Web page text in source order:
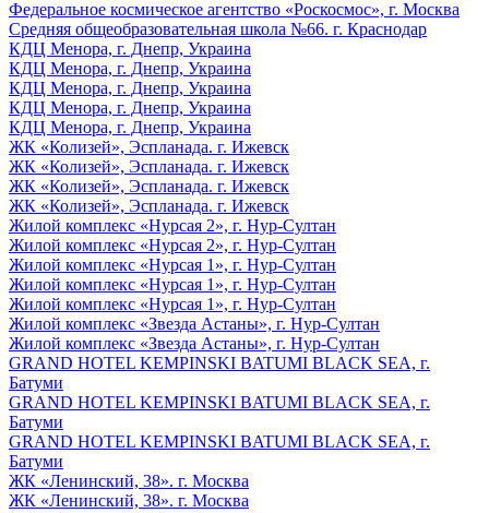
Федеральное космическое агентство «Роскосмос», г. Москва
Средняя общеобразовательная школа №66. г. Краснодар
КДЦ Менора, г. Днепр, Украина
КДЦ Менора, г. Днепр, Украина
КДЦ Менора, г. Днепр, Украина
КДЦ Менора, г. Днепр, Украина
КДЦ Менора, г. Днепр, Украина
ЖК «Колизей», Эспланада. г. Ижевск
ЖК «Колизей», Эспланада. г. Ижевск
ЖК «Колизей», Эспланада. г. Ижевск
ЖК «Колизей», Эспланада. г. Ижевск
Жилой комплекс «Нурсая 2», г. Нур-Султан
Жилой комплекс «Нурсая 2», г. Нур-Султан
Жилой комплекс «Нурсая 1», г. Нур-Султан
Жилой комплекс «Нурсая 1», г. Нур-Султан
Жилой комплекс «Нурсая 1», г. Нур-Султан
Жилой комплекс «Звезда Астаны», г. Нур-Султан
Жилой комплекс «Звезда Астаны», г. Нур-Султан
GRAND HOTEL KEMPINSKI BATUMI BLACK SEA, г.
Батуми
GRAND HOTEL KEMPINSKI BATUMI BLACK SEA, г.
Батуми
GRAND HOTEL KEMPINSKI BATUMI BLACK SEA, г.
Батуми
ЖК «Ленинский, 38». г. Москва
ЖК «Ленинский, 38». г. Москва